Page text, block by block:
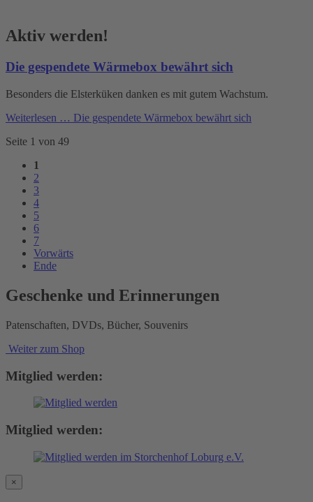
Aktiv werden!
Die gespendete Wärmebox bewährt sich
Besonders die Elsterküken danken es mit gutem Wachstum.
Weiterlesen … Die gespendete Wärmebox bewährt sich
Seite 1 von 49
1
2
3
4
5
6
7
Vorwärts
Ende
Geschenke und Erinnerungen
Patenschaften, DVDs, Bücher, Souvenirs
Weiter zum Shop
Mitglied werden:
Mitglied werden:
×